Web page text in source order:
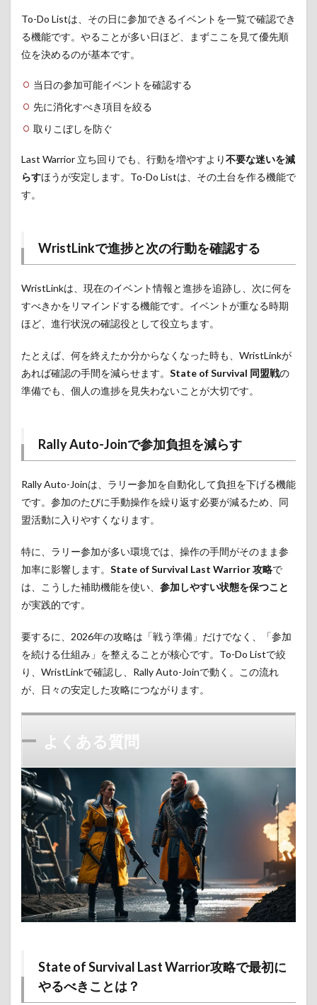
To-Do Listは、その日に参加できるイベントを一覧で確認でき
る機能です。やることが多い日ほど、まずここを見て優先順
位を決めるのが基本です。
当日の参加可能イベントを確認する
先に消化すべき項目を絞る
取りこぼしを防ぐ
Last Warrior 立ち回りでも、行動を増やすより不要な迷いを減
らすほうが安定します。To-Do Listは、その土台を作る機能で
す。
WristLinkで進捗と次の行動を確認する
WristLinkは、現在のイベント情報と進捗を追跡し、次に何を
すべきかをリマインドする機能です。イベントが重なる時期
ほど、進行状況の確認役として役立ちます。
たとえば、何を終えたか分からなくなった時も、WristLinkが
あれば確認の手間を減らせます。 State of Survival 同盟戦の
準備でも、個人の進捗を見失わないことが大切です。
Rally Auto-Joinで参加負担を減らす
Rally Auto-Joinは、ラリー参加を自動化して負担を下げる機能
です。参加のたびに手動操作を繰り返す必要が減るため、同
盟活動に入りやすくなります。
特に、ラリー参加が多い環境では、操作の手間がそのまま参
加率に影響します。 State of Survival Last Warrior 攻略で
は、こうした補助機能を使い、 参加しやすい状態を保つこと
が実践的です。
要するに、2026年の攻略は「戦う準備」だけでなく、「参加
を続ける仕組み」を整えることが核心です。To-Do Listで絞
り、WristLinkで確認し、Rally Auto-Joinで動く。この流れ
が、日々の安定した攻略につながります。
よくある質問
State of Survival Last Warrior攻略で最初に
やるべきことは？